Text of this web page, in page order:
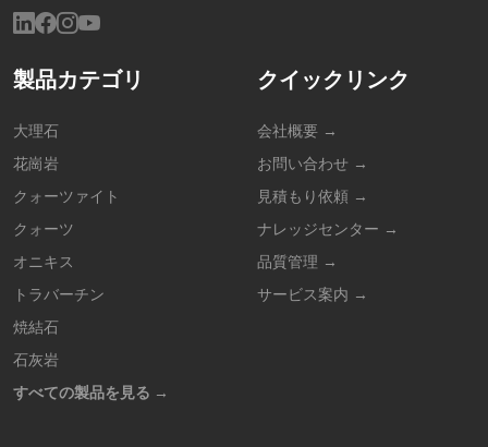
製品カテゴリ
大理石
花崗岩
クォーツァイト
クォーツ
オニキス
トラバーチン
焼結石
石灰岩
すべての製品を見る →
クイックリンク
会社概要 →
お問い合わせ →
見積もり依頼 →
ナレッジセンター →
品質管理 →
サービス案内 →